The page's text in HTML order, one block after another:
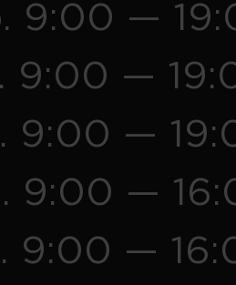
9:00 —
9:00 —
9:00 —
9:00 —
9:00 —